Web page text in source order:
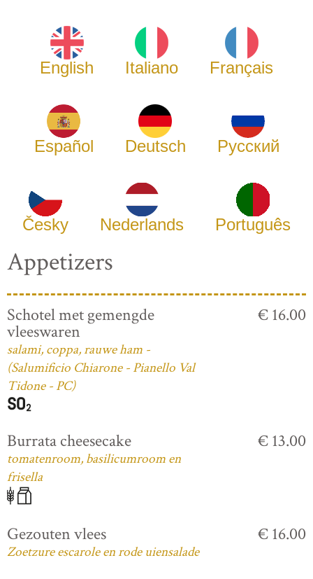
English Italiano Français
Español Deutsch Русский
Česky Nederlands Português
Appetizers
Schotel met gemengde
vleeswaren
salami, coppa, rauwe ham -
(Salumificio Chiarone - Pianello Val
Tidone - PC)
€ 16.00
Burrata cheesecake
tomatenroom, basilicumroom en
frisella
€ 13.00
Gezouten vlees
Zoetzure escarole en rode uiensalade
€ 16.00